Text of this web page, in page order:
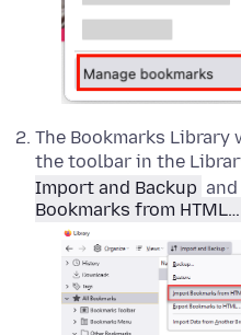
The Bookmarks Library
the toolbar in the
Import and Backup
Bookmarks from HTML…